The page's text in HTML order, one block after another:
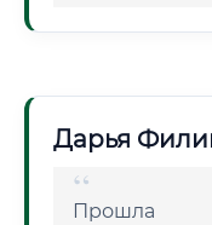
Дарья
Прошла